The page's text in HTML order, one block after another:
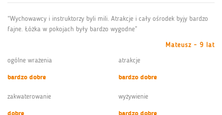
“Wychowawcy i instruktorzy byli mili. Atrakcje i cały ośrodek byjy bardzo
fajne. Łóżka w pokojach były bardzo wygodne”
Mateusz - 9 lat
ogólne wrażenia
bardzo dobre
atrakcje
bardzo dobre
zakwaterowanie
dobre
wyżywienie
bardzo dobre